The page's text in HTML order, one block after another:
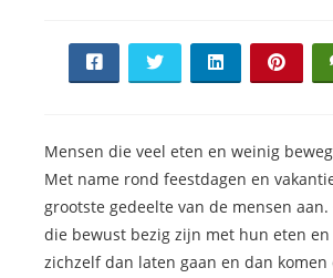
Mensen die veel eten en weinig
Met name rond feestdagen en
grootste gedeelte van de mensen aan.
die bewust bezig zijn met hun eten
zichzelf dan laten gaan en dan komen